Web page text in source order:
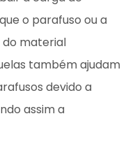
o parafuso ou a
material
também ajudam
devido a
assim a